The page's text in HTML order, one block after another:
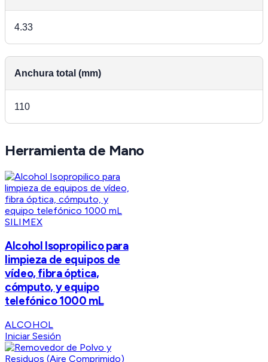
4.33
Anchura total (mm)
110
Herramienta de Mano
SILIMEX
Alcohol Isopropilico para
limpieza de equipos de
vídeo, fibra óptica,
cómputo, y equipo
telefónico 1000 mL
ALCOHOL
Iniciar Sesión